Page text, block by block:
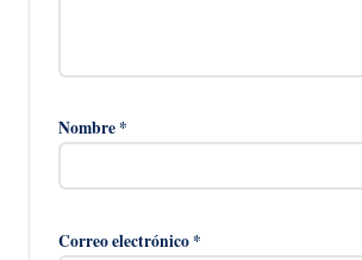
Nombre*
Correo electrónico*